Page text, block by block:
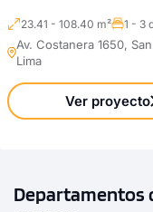
23.41 - 108.40 m² 1 - 3
Av. Costanera 1650,
Lima
Ver proyecto
Departamentos